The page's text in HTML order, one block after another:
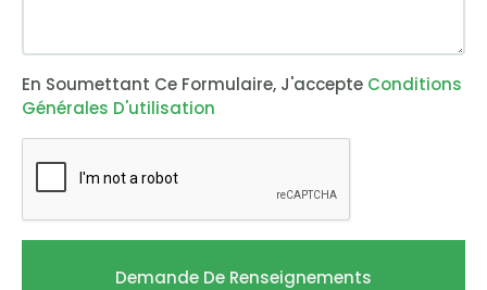
En Soumettant Ce Formulaire, J'accepte Conditions
Générales D'utilisation
Demande De Renseignements